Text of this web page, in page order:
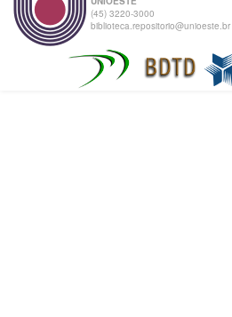
(45) 3220-3000
biblioteca.repositorio@unioeste.br